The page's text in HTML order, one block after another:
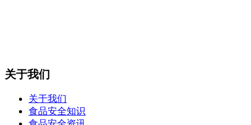
关于我们
关于我们
食品安全知识